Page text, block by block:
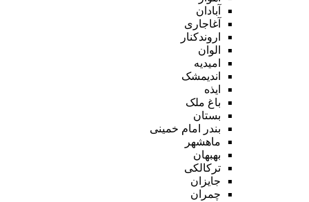
آبادان
آغاجاری
اروندکنار
الوان
امیدیه
اندیمشک
ایذه
باغ ملک
بستان
بندر امام خمینی
ماهشهر
بهبهان
ترکالکی
جایزان
چمران